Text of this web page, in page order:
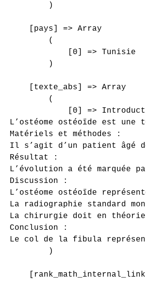
        )
    [pays] => Array
        (
            [0] => Tunisie
        )
    [texte_abs] => Array
        (
[0] =>
L’ostéome ostéoïde est
Matériels et méthodes :
Il s’agit d’un patient âgé
Résultat :
L’évolution a été marquée
Discussion :
L’ostéome ostéoïde
La radiographie standard
La chirurgie doit en
Conclusion :
Le col de la fibula
        )